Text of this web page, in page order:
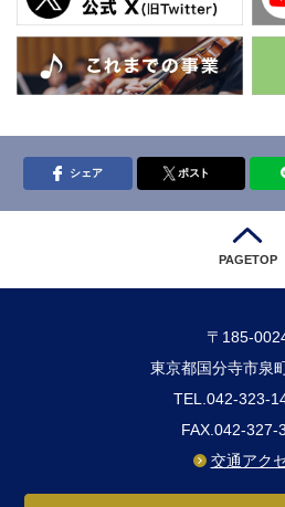
シェア ポスト
PAGETOP
〒185-
東京都国分寺市泉
TEL.042-323-
FAX.042-327-
交通アク